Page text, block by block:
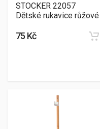
STOCKER 22057
Dětské rukavice růžové
75 Kč